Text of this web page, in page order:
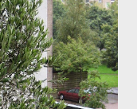
aandacht voor wat er
unheimisch als zijn